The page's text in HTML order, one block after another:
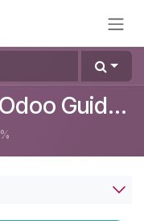
Digital Onboarding: Odoo Guide for Beginners
%